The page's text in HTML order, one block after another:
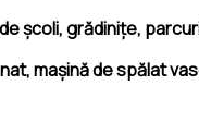
școli, grădinițe,
mașină de spălat